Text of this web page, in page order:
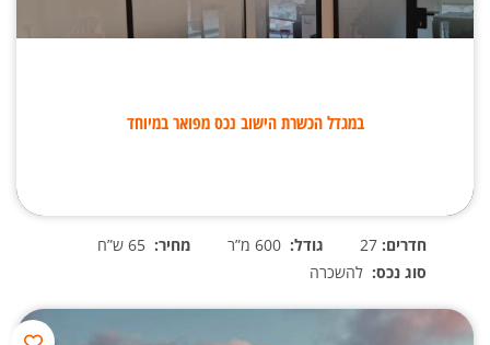
במגדל הכשרת הישוב נכס מפואר במיוחד
חדרים: גודל: מחיר:
סוג נכס: להשכרה